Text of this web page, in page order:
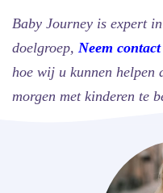
Baby Journey is expert
doelgroep, Neem
hoe wij u kunnen helpen
morgen met kinderen te